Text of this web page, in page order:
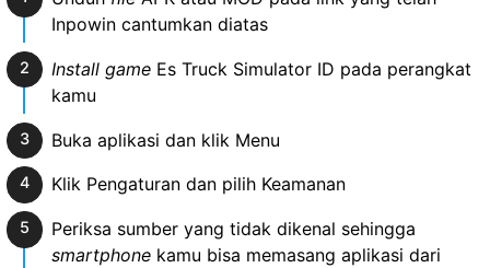
Inpowin cantumkan diatas
Install gameEs Truck Simulator ID pada perangkat
kamu
Buka aplikasi dan klik Menu
Klik Pengaturan dan pilih Keamanan
Periksa sumber yang tidak dikenal sehingga
smartphonekamu bisa memasang aplikasi dari